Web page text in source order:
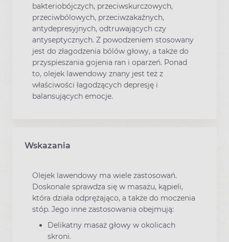
bakteriobójczych, przeciwskurczowych,
przeciwbólowych, przeciwzakaźnych,
antydepresyjnych, odtruwających czy
antyseptycznych. Z powodzeniem stosowany
jest do złagodzenia bólów głowy, a także do
przyspieszania gojenia ran i oparzeń. Ponad
to, olejek lawendowy znany jest też z
właściwości łagodzących depresję i
balansujących emocje.
Wskazania
Olejek lawendowy ma wiele zastosowań.
Doskonale sprawdza się w masażu, kąpieli,
która działa odprężająco, a także do moczenia
stóp. Jego inne zastosowania obejmują:
Delikatny masaż głowy w okolicach
skroni.